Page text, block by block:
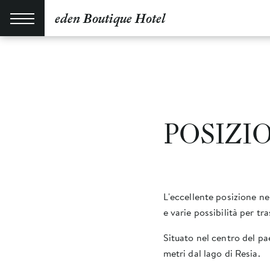
eden Boutique Hotel
L'eccellente posizione
e varie possibilità per
Situato nel centro del
metri dal lago di Resia.